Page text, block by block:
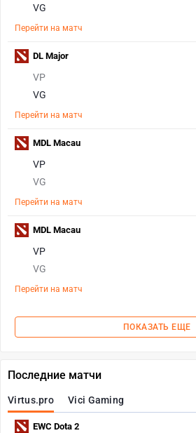
VG
Перейти на матч
VP
VG
Перейти на матч
DL Major
VP
VG
Перейти на матч
MDL Macau
VP
VG
Перейти на матч
MDL Macau
ПОКАЗАТЬ ЕЩЕ
Последние матчи
Virtus.pro Vici Gaming
EWC Dota 2